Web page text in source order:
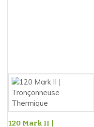
120 Mark II |